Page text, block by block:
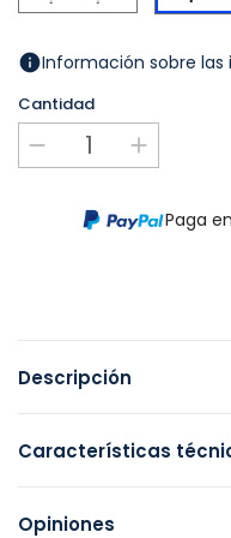
Información sobre
Cantidad
Paga
Descripción
Características
Opiniones